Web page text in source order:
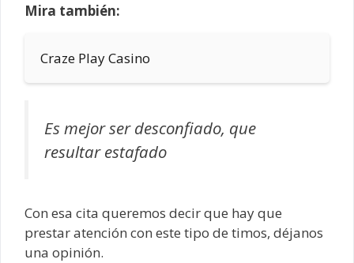
Mira también:
Craze Play Casino
Es mejor ser desconfiado, que
resultar estafado
Con esa cita queremos decir que hay que
prestar atención con este tipo de timos, déjanos
una opinión.